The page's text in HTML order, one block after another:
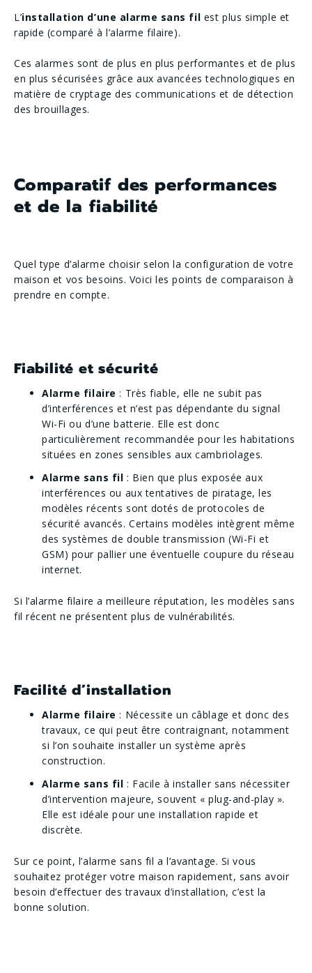
L’installation d’une alarme sans fil est plus simple et
rapide (comparé à l’alarme filaire).
Ces alarmes sont de plus en plus performantes et de plus
en plus sécurisées grâce aux avancées technologiques en
matière de cryptage des communications et de détection
des brouillages.
Comparatif des performances
et de la fiabilité
Quel type d’alarme choisir selon la configuration de votre
maison et vos besoins. Voici les points de comparaison à
prendre en compte.
Fiabilité et sécurité
Alarme filaire : Très fiable, elle ne subit pas
d’interférences et n’est pas dépendante du signal
Wi-Fi ou d’une batterie. Elle est donc
particulièrement recommandée pour les habitations
situées en zones sensibles aux cambriolages.
Alarme sans fil : Bien que plus exposée aux
interférences ou aux tentatives de piratage, les
modèles récents sont dotés de protocoles de
sécurité avancés. Certains modèles intègrent même
des systèmes de double transmission (Wi-Fi et
GSM) pour pallier une éventuelle coupure du réseau
internet.
Si l’alarme filaire a meilleure réputation, les modèles sans
fil récent ne présentent plus de vulnérabilités.
Facilité d’installation
Alarme filaire : Nécessite un câblage et donc des
travaux, ce qui peut être contraignant, notamment
si l’on souhaite installer un système après
construction.
Alarme sans fil : Facile à installer sans nécessiter
d’intervention majeure, souvent « plug-and-play ».
Elle est idéale pour une installation rapide et
discrète.
Sur ce point, l’alarme sans fil a l’avantage. Si vous
souhaitez protéger votre maison rapidement, sans avoir
besoin d’effectuer des travaux d’installation, c’est la
bonne solution.